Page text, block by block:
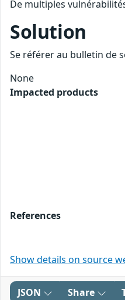
De multiples
Solution
Se référer au bulletin de
None
Impacted products
References
Show details on source
JSON Share